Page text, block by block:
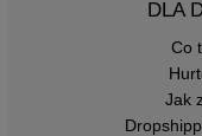
DLA
Co
Jak